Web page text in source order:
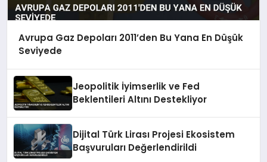
Avrupa Gaz Depoları 2011’den Bu Yana En Düşük
Seviyede
Jeopolitik İyimserlik ve Fed
Beklentileri Altını Destekliyor
Dijital Türk Lirası Projesi Ekosistem
Başvuruları Değerlendirildi